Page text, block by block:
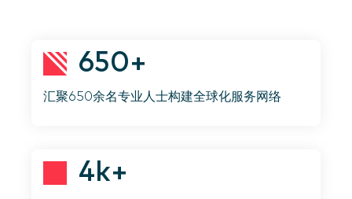
650+
汇聚650余名专业人士构建全球化服务网络
4k+